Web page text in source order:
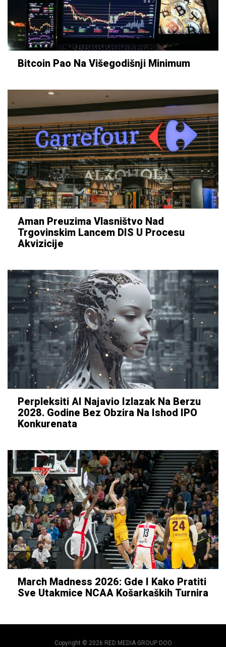
Bitcoin Pao Na Višegodišnji Minimum
Aman Preuzima Vlasništvo Nad
Trgovinskim Lancem DIS U Procesu
Akvizicije
Perpleksiti AI Najavio Izlazak Na Berzu
2028. Godine Bez Obzira Na Ishod IPO
Konkurenata
March Madness 2026: Gde I Kako Pratiti
Sve Utakmice NCAA Košarkaških Turnira
Copyright © 2026 RED MEDIA GROUP DOO